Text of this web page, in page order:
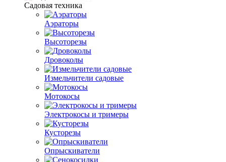
Садовая техника
Аэраторы
Высоторезы
Дровоколы
Измельчители садовые
Мотокосы
Электрокосы и тримеры
Кусторезы
Опрыскиватели